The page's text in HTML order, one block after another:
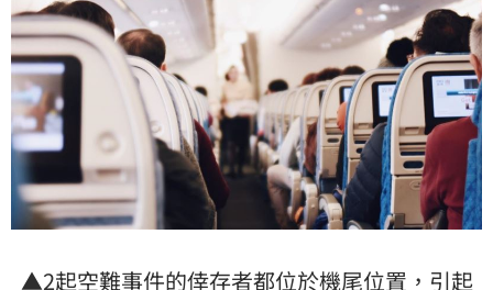
▲2起空難事件的倖存者都位於機尾位置，引起